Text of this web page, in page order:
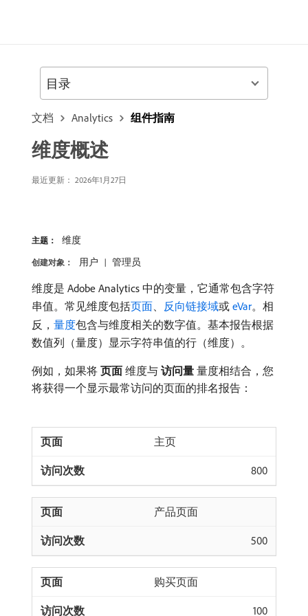
文档 Analytics 组件指南
维度概述
最近更新： 2026年1月27日
主题： 维度
创建对象： 用户 管理员
维度是 Adobe Analytics 中的变量，它通常包含字符
串值。常见维度包括页面、 反向链接域或 eVar。相
反， 量度包含与维度相关的数字值。基本报告根据
数值列（量度）显示字符串值的行（维度）。
例如，如果将​ 页面 ​维度与​ 访问量 ​量度相结合，您
将获得一个显示最常访问的页面的排名报告：
主页
800
产品页面
500
购买页面
100
目录